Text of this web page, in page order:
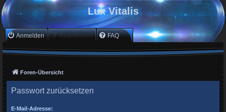
Lux Vitalis
Anmelden Registrieren FAQ
Foren-Übersicht
Passwort zurücksetzen
E-Mail-Adresse: